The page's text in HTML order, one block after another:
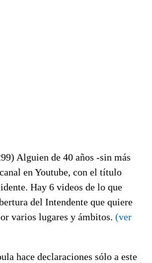
Alguien de 40 años -sin más
en Youtube, con el título
Hay 6 videos de lo que
del Intendente que quiere
varios lugares y ámbitos. (ver
hace declaraciones sólo a este